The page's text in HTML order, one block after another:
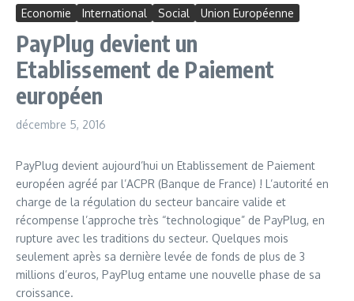
Economie International Social Union Européenne
PayPlug devient un
Etablissement de Paiement
européen
décembre 5, 2016
PayPlug devient aujourd’hui un Etablissement de Paiement
européen agréé par l’ACPR (Banque de France) ! L’autorité en
charge de la régulation du secteur bancaire valide et
récompense l’approche très “technologique” de PayPlug, en
rupture avec les traditions du secteur. Quelques mois
seulement après sa dernière levée de fonds de plus de 3
millions d’euros, PayPlug entame une nouvelle phase de sa
croissance.